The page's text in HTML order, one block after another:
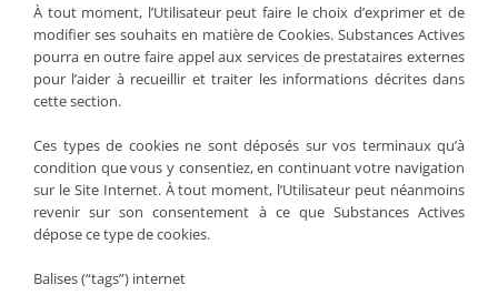
À tout moment, l’Utilisateur peut faire le choix d’exprimer et de
modifier ses souhaits en matière de Cookies. Substances Actives
pourra en outre faire appel aux services de prestataires externes
pour l’aider à recueillir et traiter les informations décrites dans
cette section.
Ces types de cookies ne sont déposés sur vos terminaux qu’à
condition que vous y consentiez, en continuant votre navigation
sur le Site Internet. À tout moment, l’Utilisateur peut néanmoins
revenir sur son consentement à ce que Substances Actives
dépose ce type de cookies.
Balises (“tags”) internet